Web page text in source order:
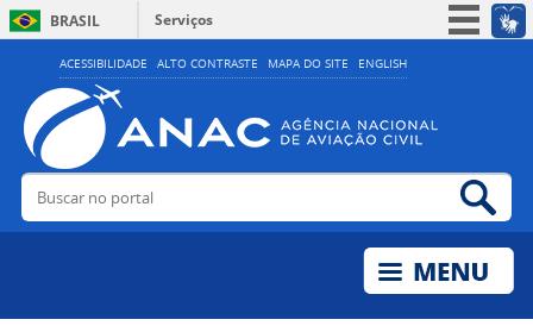
ACESSIBILIDADE ALTO CONTRASTE MAPA DO SITE ENGLISH
BRASIL
Serviços
Simplifique!
Acesso à informação
Legislação
Buscar no portal